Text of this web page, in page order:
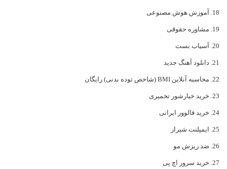
آموزش هوش مصنوعی
مشاوره حقوقی
آسیاب بست
دانلود آهنگ جدید
محاسبه آنلاین BMI (شاخص توده بدنی) رایگان
خرید خیارشور تخمیری
خرید فالوور ایرانی
ایمپلنت شیراز
ضد ریزش مو
خرید سرور اچ پی